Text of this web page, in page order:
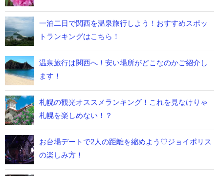
一泊二日で関西を温泉旅行しよう！おすすめスポッ
トランキングはこちら！
温泉旅行は関西へ！安い場所がどこなのかご紹介し
ます！
札幌の観光オススメランキング！これを見なけりゃ
札幌を楽しめない！？
お台場デートで2人の距離を縮めよう♡ジョイポリス
の楽しみ方！